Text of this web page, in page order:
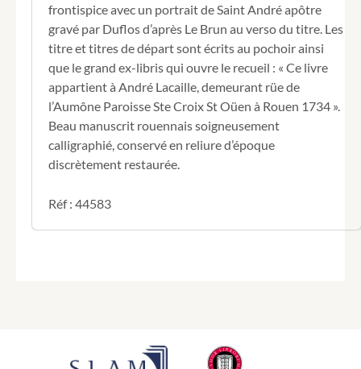
frontispice avec un portrait de Saint André apôtre
gravé par Duflos d’après Le Brun au verso du titre. Les
titre et titres de départ sont écrits au pochoir ainsi
que le grand ex-libris qui ouvre le recueil : « Ce livre
appartient à André Lacaille, demeurant rüe de
l’Aumône Paroisse Ste Croix St Oüen à Rouen 1734 ».
Beau manuscrit rouennais soigneusement
calligraphié, conservé en reliure d’époque
discrètement restaurée.
Réf : 44583